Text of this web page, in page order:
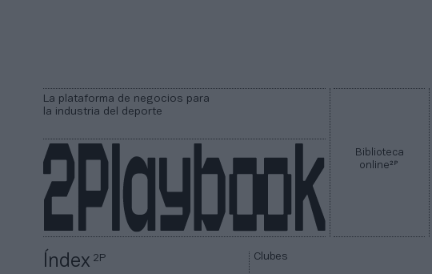
La plataforma de negocios para
la industria del deporte
Biblioteca
online2P
Índex2P Clubes